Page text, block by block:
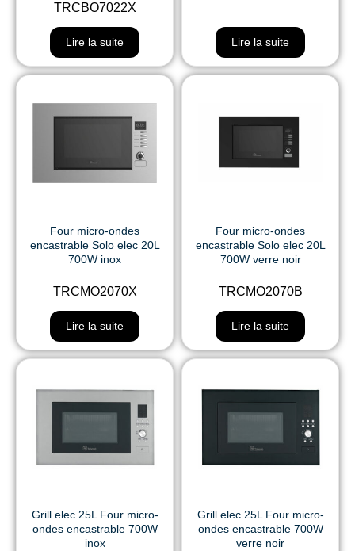
TRCBO7022X
Lire la suite Lire la suite
Four micro-ondes
encastrable Solo elec 20L
700W inox
TRCMO2070X
Lire la suite
Four micro-ondes
encastrable Solo elec 20L
700W verre noir
TRCMO2070B
Lire la suite
Grill elec 25L Four micro-
ondes encastrable 700W
inox
Grill elec 25L Four micro-
ondes encastrable 700W
verre noir